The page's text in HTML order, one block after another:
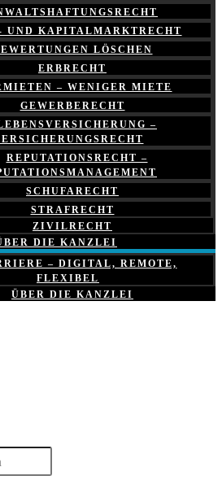
UND KAPITALMARKTRECHT
LÖSCHEN
ERBRECHT
– WENIGER MIETE
GEWERBERECHT
–
REPUTATIONSRECHT –
SCHUFARECHT
STRAFRECHT
ZIVILRECHT
DIE KANZLEI
– DIGITAL, REMOTE,
FLEXIBEL
ÜBER DIE KANZLEI